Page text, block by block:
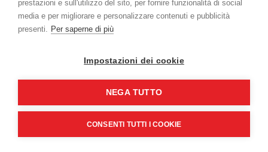
prestazioni e sull'utilizzo del sito, per fornire funzionalità di social
media e per migliorare e personalizzare contenuti e pubblicità
presenti. Per saperne di più
Impostazioni dei cookie
NEGA TUTTO
CONSENTI TUTTI I COOKIE